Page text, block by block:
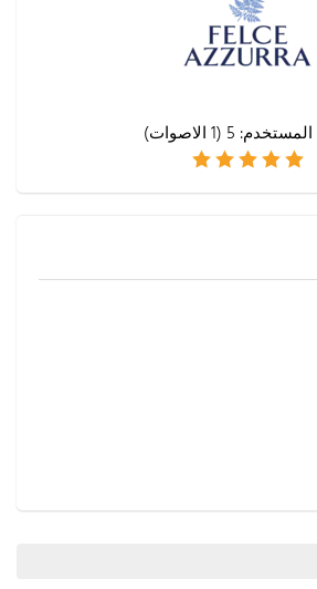
المستخدم: 5
(
1الاصوات)